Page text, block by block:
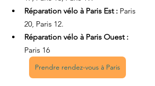
Réparation vélo à Paris Est : Paris
20, Paris 12.
Réparation vélo à Paris Ouest :
Paris 16
Prendre rendez-vous à Paris